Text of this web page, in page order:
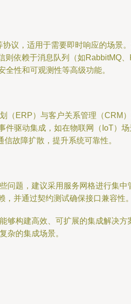
议，适用于需要即时响应的场景
依赖于消息队列（如RabbitMQ
性和可观测性等高级功能。
（ERP）与客户关系管理（CRM
驱动集成，如在物联网（IoT）
故障扩散，提升系统可靠性。
问题，建议采用服务网格进行集中
并通过契约测试确保接口兼容性。
够构建高效、可扩展的集成解决
杂的集成场景。